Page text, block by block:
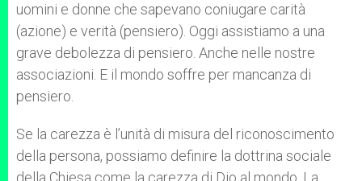
uomini e donne che sapevano coniugare carità
(azione) e verità (pensiero). Oggi assistiamo a una
grave debolezza di pensiero. Anche nelle nostre
associazioni. E il mondo soffre per mancanza di
pensiero.
Se la carezza è l’unità di misura del riconoscimento
della persona, possiamo definire la dottrina sociale
della Chiesa come la carezza di Dio al mondo. La